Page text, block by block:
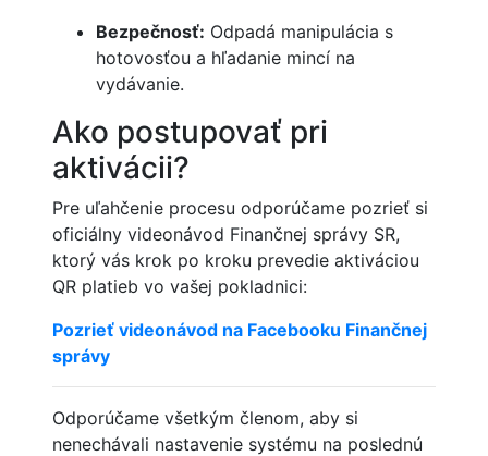
Bezpečnosť: Odpadá manipulácia s
hotovosťou a hľadanie mincí na
vydávanie.
Ako postupovať pri
aktivácii?
Pre uľahčenie procesu odporúčame pozrieť si
oficiálny videonávod Finančnej správy SR,
ktorý vás krok po kroku prevedie aktiváciou
QR platieb vo vašej pokladnici:
Pozrieť videonávod na Facebooku Finančnej
správy
Odporúčame všetkým členom, aby si
nenechávali nastavenie systému na poslednú